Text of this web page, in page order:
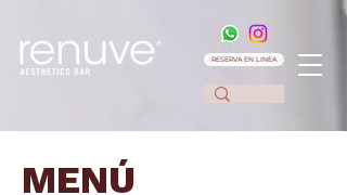
RESERVA EN LINEA
MENÚ